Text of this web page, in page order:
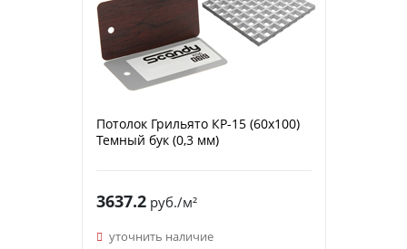
Потолок Грильято КР-15 (60х100)
Темный бук (0,3 мм)
3637.2руб./м²
уточнить наличие